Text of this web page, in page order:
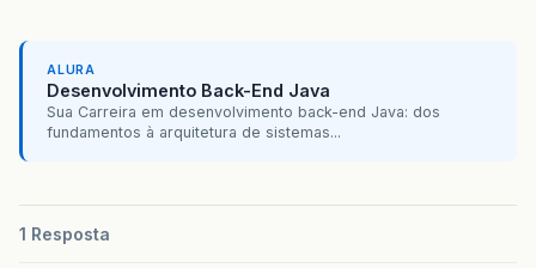
ALURA
Desenvolvimento Back-End Java
Sua Carreira em desenvolvimento back-end Java: dos
fundamentos à arquitetura de sistemas...
1 Resposta